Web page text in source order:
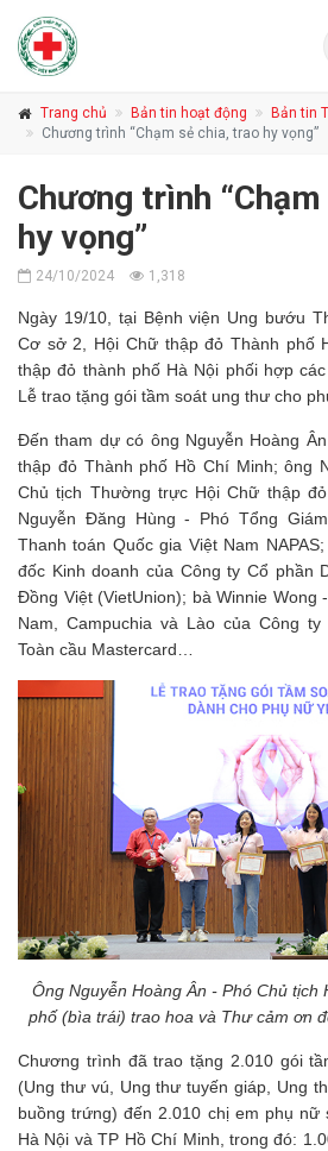
Trang chủ Bản tin hoạt động
Bản tin
Chương trình “Chạm sẻ chia, trao hy vọng”
Chương trình
hy vọng”
24/10/2024 1,318
Ngày 19/10, tại Bệnh viện Ung bướu
Cơ sở 2, Hội Chữ thập đỏ Thành phố
thập đỏ thành phố Hà Nội phối hợp
Lễ trao tặng gói tầm soát ung thư cho
Đến tham dự có ông Nguyễn Hoàng
thập đỏ Thành phố Hồ Chí Minh; ông
Chủ tịch Thường trực Hội Chữ thập
Nguyễn Đăng Hùng - Phó Tổng
Thanh toán Quốc gia Việt Nam
đốc Kinh doanh của Công ty Cổ phần
Đồng Việt (VietUnion); bà Winnie Wong
Nam, Campuchia và Lào của Công
Toàn cầu Mastercard…
Ông Nguyễn Hoàng Ân - Phó Chủ tịch
phố (bìa trái) trao hoa và Thư cảm ơn
Chương trình đã trao tặng 2.010 gói
(Ung thư vú, Ung thư tuyến giáp, Ung
buồng trứng) đến 2.010 chị em phụ nữ
Hà Nội và TP Hồ Chí Minh, trong đó: